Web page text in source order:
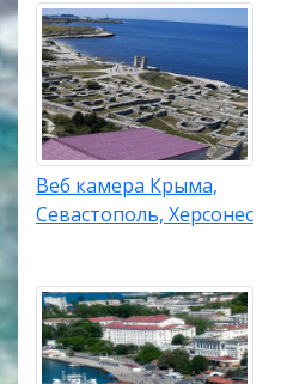
Веб камера Крыма,
Севастополь, Херсонес